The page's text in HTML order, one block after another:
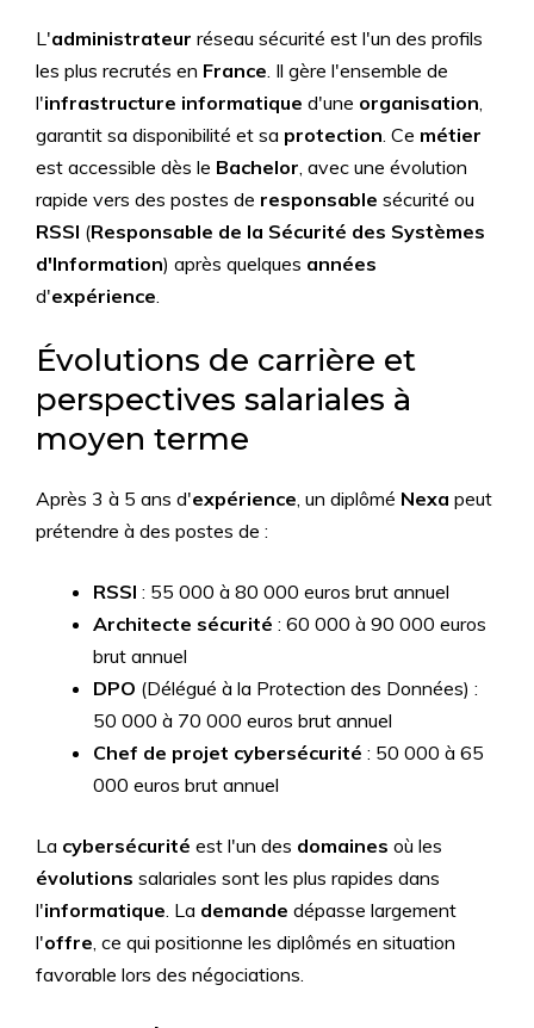
L'administrateur réseau sécurité est l'un des profils
les plus recrutés en France. Il gère l'ensemble de
l'infrastructure informatique d'une organisation,
garantit sa disponibilité et sa protection. Ce métier
est accessible dès le Bachelor, avec une évolution
rapide vers des postes de responsable sécurité ou
RSSI (Responsable de la Sécurité des Systèmes
d'Information) après quelques années
d'expérience.
Évolutions de carrière et
perspectives salariales à
moyen terme
Après 3 à 5 ans d'expérience, un diplômé Nexa peut
prétendre à des postes de :
RSSI : 55 000 à 80 000 euros brut annuel
Architecte sécurité : 60 000 à 90 000 euros
brut annuel
DPO (Délégué à la Protection des Données) :
50 000 à 70 000 euros brut annuel
Chef de projet cybersécurité : 50 000 à 65
000 euros brut annuel
La cybersécurité est l'un des domaines où les
évolutions salariales sont les plus rapides dans
l'informatique. La demande dépasse largement
l'offre, ce qui positionne les diplômés en situation
favorable lors des négociations.